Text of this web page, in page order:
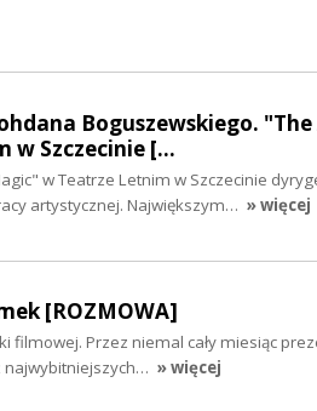
Boguszewskiego.
w Szczecinie […
w Teatrze Letnim w Szczecinie
artystycznej. Największym… » więcej
[ROZMOWA]
filmowej. Przez niemal cały miesiąc
najwybitniejszych… » więcej